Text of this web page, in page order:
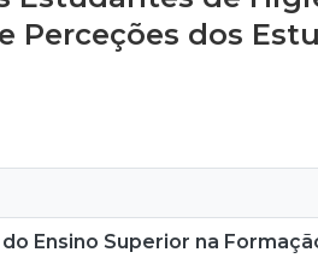
Perceções dos
Ensino Superior na